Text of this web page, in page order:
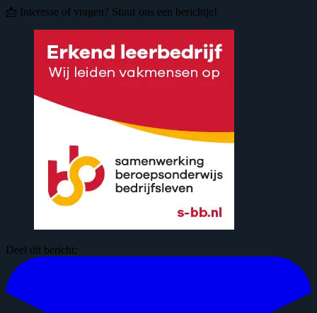
📩 Interesse of vragen? Stuur ons een berichtje!
Deel dit bericht: